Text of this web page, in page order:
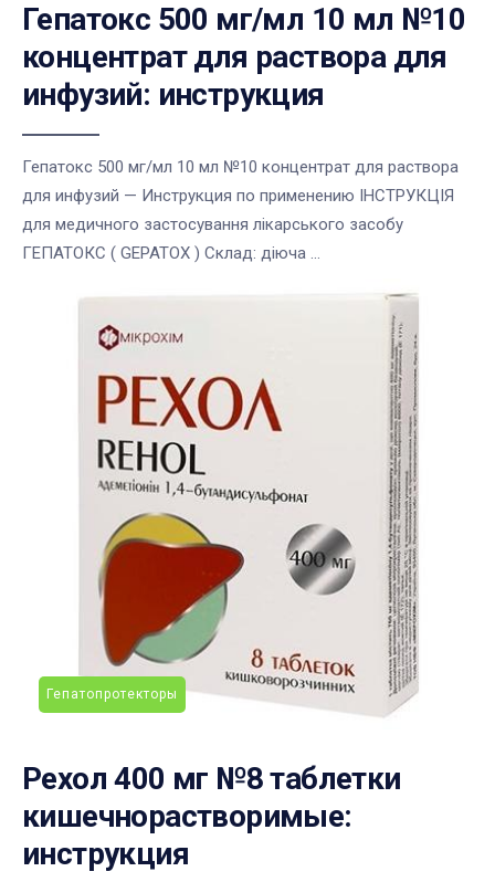
Гепатокс 500 мг/мл 10 мл №10
концентрат для раствора для
инфузий: инструкция
Гепатокс 500 мг/мл 10 мл №10 концентрат для раствора
для инфузий — Инструкция по применению ІНСТРУКЦІЯ
для медичного застосування лікарського засобу
ГЕПАТОКС ( GEPATOX ) Склад: діюча ...
Гепатопротекторы
Рехол 400 мг №8 таблетки
кишечнорастворимые:
инструкция